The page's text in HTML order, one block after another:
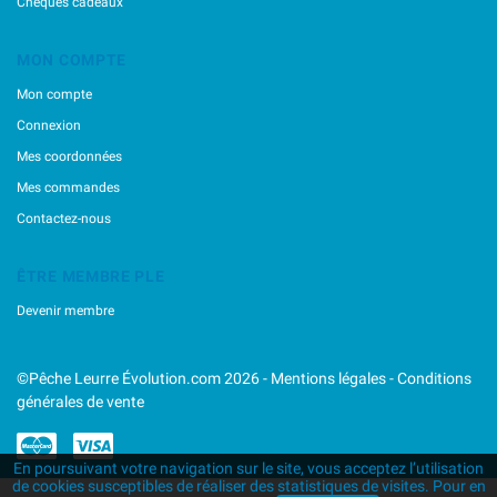
Hameçons
Marqueurs Pour Leurres
Nylons / Tresses / Cables
Pinces / Outillage
MON COMPTE
Mon compte
Connexion
Mes coordonnées
Mes commandes
Contactez-nous
ÊTRE MEMBRE PLE
Devenir membre
©Pêche Leurre Évolution.com 2026 - Mentions légales-Conditions
générales de vente
En poursuivant votre navigation sur le site, vous acceptez l’utilisation
de cookies susceptibles de réaliser des statistiques de visites. Pour en